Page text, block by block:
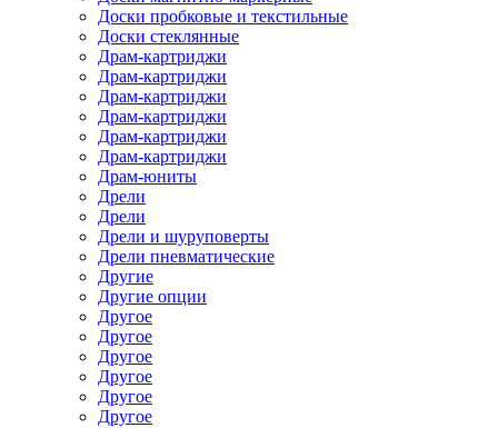
Доски пробковые и текстильные
Доски стеклянные
Драм-картриджи
Драм-картриджи
Драм-картриджи
Драм-картриджи
Драм-картриджи
Драм-картриджи
Драм-юниты
Дрели
Дрели
Дрели и шуруповерты
Дрели пневматические
Другие
Другие опции
Другое
Другое
Другое
Другое
Другое
Другое